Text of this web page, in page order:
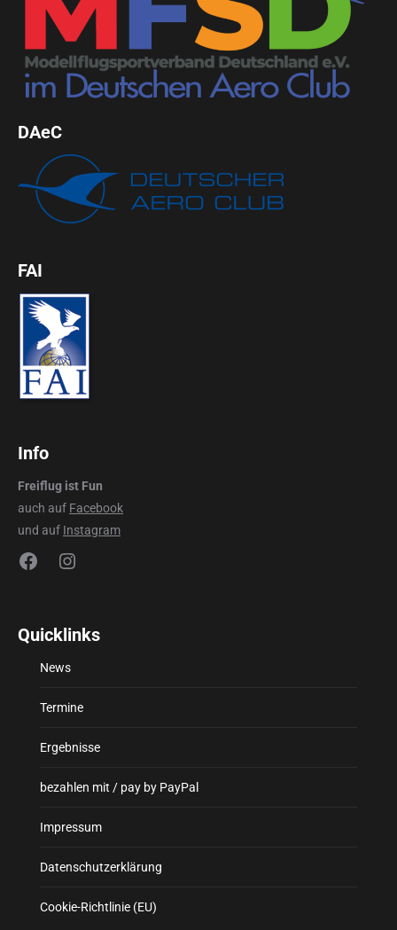
DAeC
FAI
Info
Freiflug ist Fun
auch auf Facebook
und auf Instagram
FacebookInstagram
Quicklinks
News
Termine
Ergebnisse
bezahlen mit / pay by PayPal
Impressum
Datenschutzerklärung
Cookie-Richtlinie (EU)